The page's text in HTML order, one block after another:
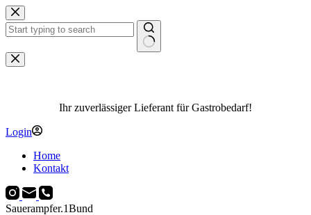
Zum
Inhalt
springen
Keine
Ergebnisse
Ihr zuverlässiger Lieferant für Gastrobedarf!
Login
Home
Kontakt
Sauerampfer.1Bund